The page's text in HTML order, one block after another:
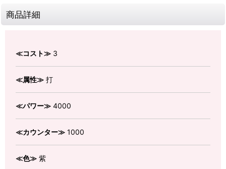
商品詳細
≪コスト≫ 3
≪属性≫ 打
≪パワー≫ 4000
≪カウンター≫ 1000
≪色≫ 紫